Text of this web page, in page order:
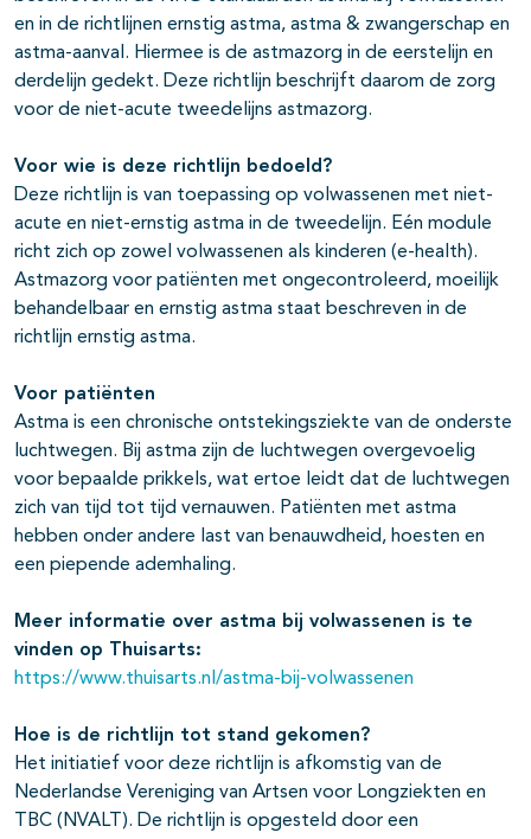
en in de richtlijnen ernstig astma, astma & zwangerschap en
astma-aanval. Hiermee is de astmazorg in de eerstelijn en
derdelijn gedekt. Deze richtlijn beschrijft daarom de zorg
voor de niet-acute tweedelijns astmazorg.
Voor wie is deze richtlijn bedoeld?
Deze richtlijn is van toepassing op volwassenen met niet-
acute en niet-ernstig astma in de tweedelijn. Eén module
richt zich op zowel volwassenen als kinderen (e-health).
Astmazorg voor patiënten met ongecontroleerd, moeilijk
behandelbaar en ernstig astma staat beschreven in de
richtlijn ernstig astma.
Voor patiënten
Astma is een chronische ontstekingsziekte van de onderste
luchtwegen. Bij astma zijn de luchtwegen overgevoelig
voor bepaalde prikkels, wat ertoe leidt dat de luchtwegen
zich van tijd tot tijd vernauwen. Patiënten met astma
hebben onder andere last van benauwdheid, hoesten en
een piepende ademhaling.
Meer informatie over astma bij volwassenen is te
vinden op Thuisarts:
https://www.thuisarts.nl/astma-bij-volwassenen
Hoe is de richtlijn tot stand gekomen?
Het initiatief voor deze richtlijn is afkomstig van de
Nederlandse Vereniging van Artsen voor Longziekten en
TBC (NVALT). De richtlijn is opgesteld door een